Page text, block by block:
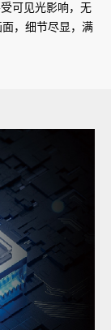
可见光影响，无
，细节尽显，满